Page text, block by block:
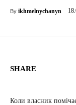
By ikhmelnychanyn
SHARE
Коли власник